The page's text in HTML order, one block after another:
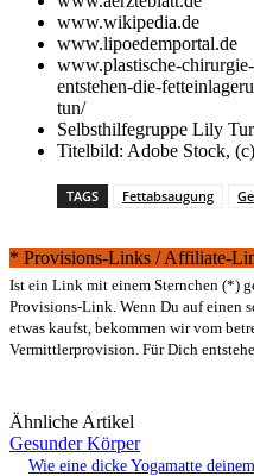
www.wikipedia.de
www.lipoedemportal.de
www.plastische-
entstehen-die-
tun/
Selbsthilfegruppe Lily
Titelbild: Adobe Stock,
TAGS Fettabsaugung
* Provisions-Links / Affiliate-
Ist ein Link mit einem Sternchen (*)
Provisions-Link. Wenn Du auf einen
etwas kaufst, bekommen wir vom
Vermittlerprovision. Für Dich
Ähnliche Artikel
Gesunder Körper
Wie eine dicke Yogamatte